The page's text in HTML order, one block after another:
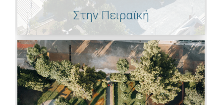
Στην Πειραϊκή